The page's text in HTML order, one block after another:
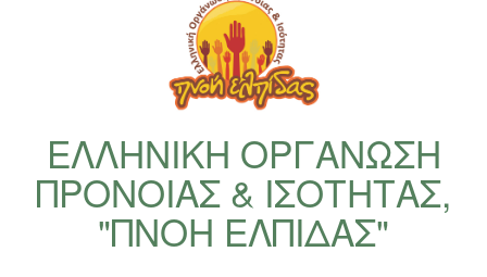
ΕΛΛΗΝΙΚΗ ΟΡΓΑΝΩΣΗ
ΠΡΟΝΟΙΑΣ & ΙΣΟΤΗΤΑΣ,
"ΠΝΟΗ ΕΛΠΙΔΑΣ"